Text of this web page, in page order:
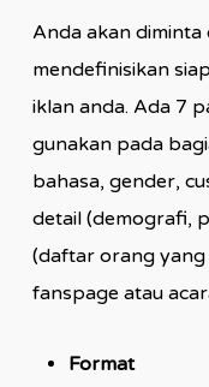
Anda akan
mendefinisikan
iklan anda. Ada 7
gunakan pada
bahasa, gender,
detail (demografi,
(daftar orang
fanspage atau
Format